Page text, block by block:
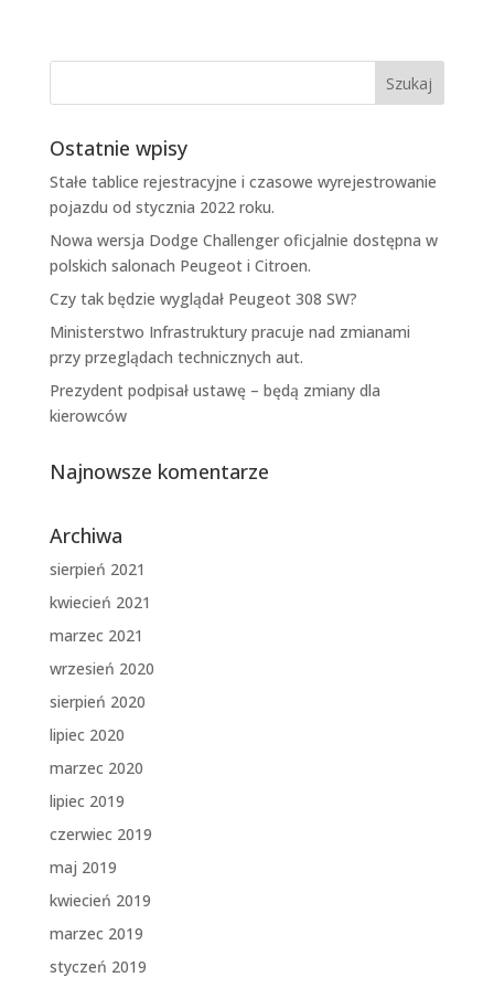
Ostatnie wpisy
Stałe tablice rejestracyjne i czasowe wyrejestrowanie
pojazdu od stycznia 2022 roku.
Nowa wersja Dodge Challenger oficjalnie dostępna w
polskich salonach Peugeot i Citroen.
Czy tak będzie wyglądał Peugeot 308 SW?
Ministerstwo Infrastruktury pracuje nad zmianami
przy przeglądach technicznych aut.
Prezydent podpisał ustawę – będą zmiany dla
kierowców
Najnowsze komentarze
Archiwa
sierpień 2021
kwiecień 2021
marzec 2021
wrzesień 2020
sierpień 2020
lipiec 2020
marzec 2020
lipiec 2019
czerwiec 2019
maj 2019
kwiecień 2019
marzec 2019
styczeń 2019